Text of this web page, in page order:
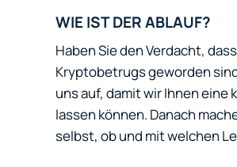
WIE IST DER ABLAUF?
Haben Sie den Verdacht,
Kryptobetrugs geworden
uns auf, damit wir Ihnen
lassen können. Danach
selbst, ob und mit welchen